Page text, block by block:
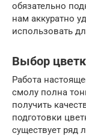
обязательно
нам аккуратно
использовать
Выбор
Работа
смолу полна
получить
подготовки
существует ряд